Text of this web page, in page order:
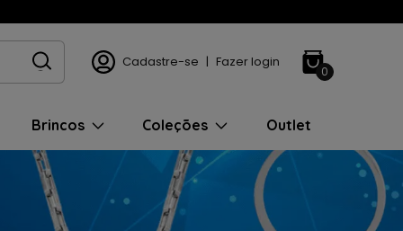
Cadastre-se | Fazer login
0
Brincos Coleções Outlet